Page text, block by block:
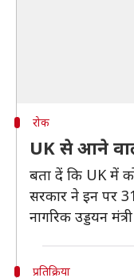
रोक
UK से आने
बता दें कि UK में
सरकार ने इन पर
नागरिक उड्डयन
प्रतिक्रिया